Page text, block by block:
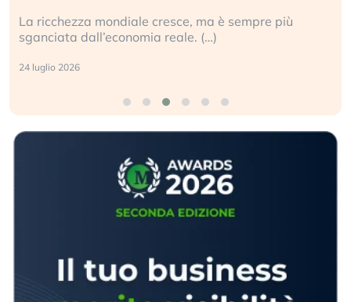
La ricchezza mondiale cresce, ma è sempre più
sganciata dall’economia reale. (…)
24 luglio 2026